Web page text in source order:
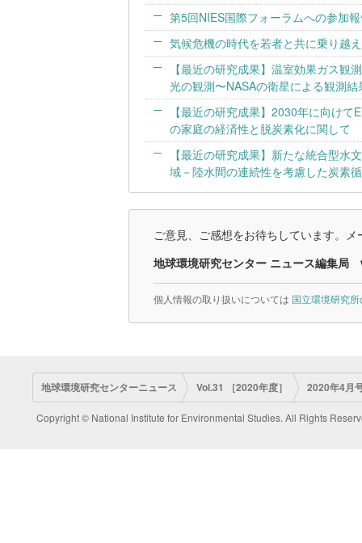
第5回NIES国際フォーラムへの参加
気候危機の時代を若者と共に乗り越
【最近の研究成果】温室効果ガス観
光の観測〜NASAの衛星による観測
【最近の研究成果】2030年に向け
の家庭の経済性と脱炭素化に関して
【最近の研究成果】新たな統合型水
域－陸水間の連続性を考慮した炭素
ご意見、ご感想をお待ちしています。
地球環境研究センター ニュース編集局
個人情報の取り扱いについては 国立環境研究
地球環境研究センターニュース Vol.31 ［2020年度］ 2020年4月
Copyright © National Institute for Environmental Studies. All Rights